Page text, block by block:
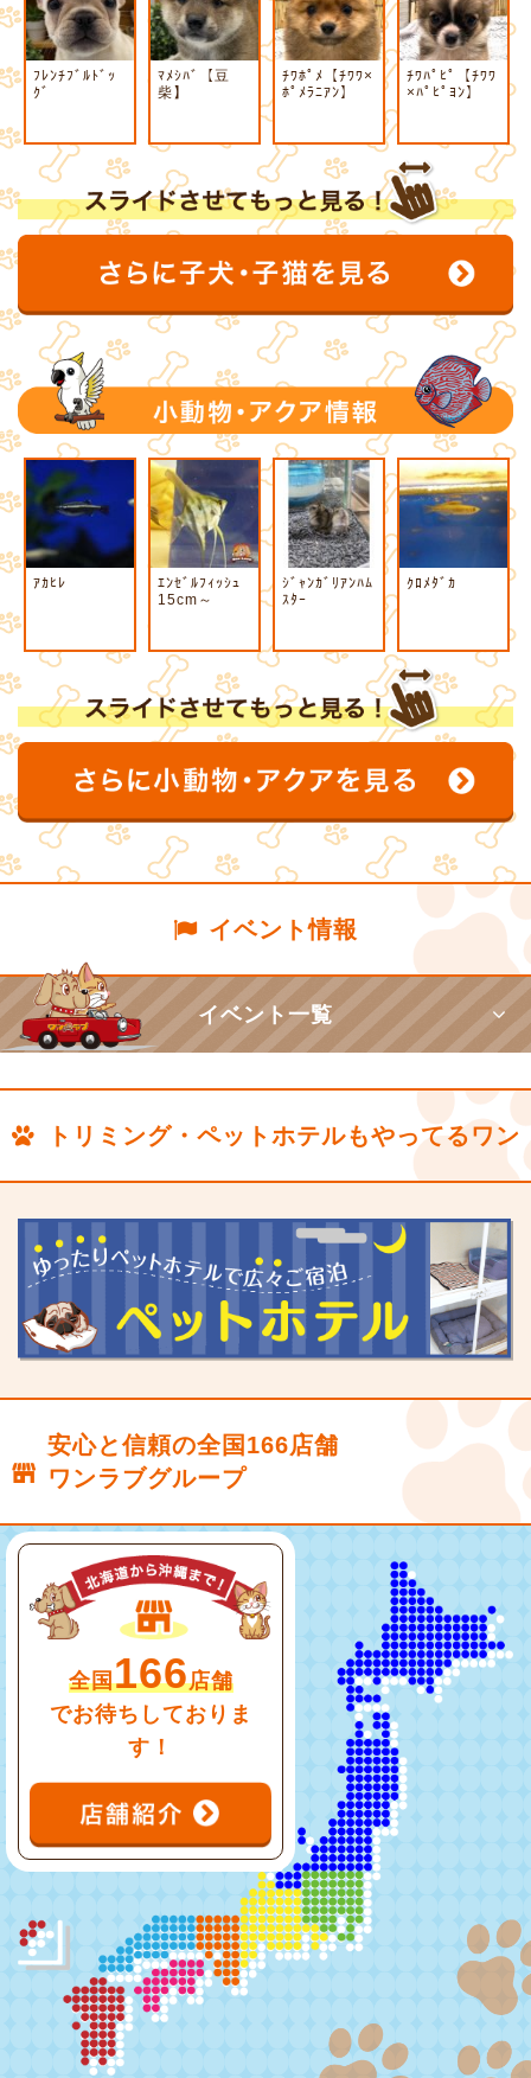
ﾌﾚﾝﾁﾌﾞﾙﾄﾞｯ
ｸﾞ
ﾏﾒｼﾊﾞ【豆
柴】
ﾁﾜﾎﾟﾒ【ﾁﾜﾜ×
ﾎﾟﾒﾗﾆｱﾝ】
ﾁﾜﾊﾟﾋﾟ【ﾁﾜﾜ
×ﾊﾟﾋﾟﾖﾝ】
ｱｶﾋﾚ
ｴﾝｾﾞﾙﾌｨｯｼｭ
15cm～
ｼﾞｬﾝｶﾞﾘｱﾝﾊﾑ
ｽﾀｰ
ｸﾛﾒﾀﾞｶ
イベント情報
イベント一覧
トリミング・ペットホテルもやってるワン
安心と信頼の全国166店舗
ワンラブグループ
全国166店舗
でお待ちしておりま
す！